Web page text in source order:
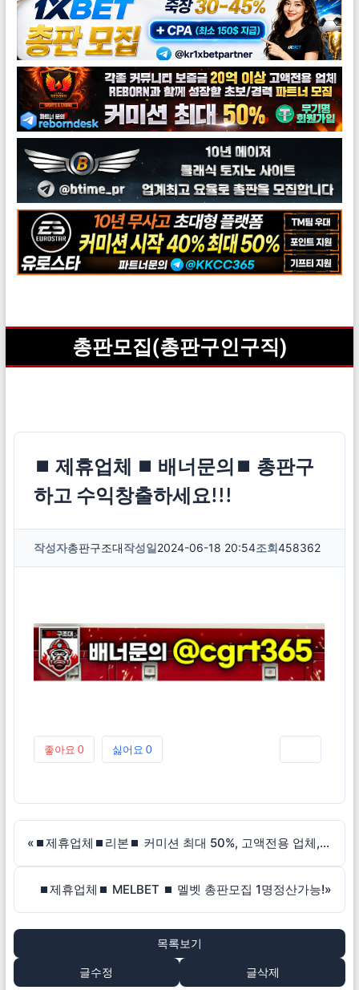
총판모집(총판구인구직)
⏹ 제휴업체 ⏹ 배너문의⏹ 총판구
하고 수익창출하세요!!!
작성자총판구조대작성일2024-06-18 20:54조회458362
좋아요 0 싫어요 0
« ⏹제휴업체⏹리본⏹ 커미션 최대 50%, 고액전용 업체, 무기명 회원가입 가능!
⏹제휴업체⏹ MELBET ⏹ 멜벳 총판모집 1명정산가능!»
목록보기
글수정 글삭제